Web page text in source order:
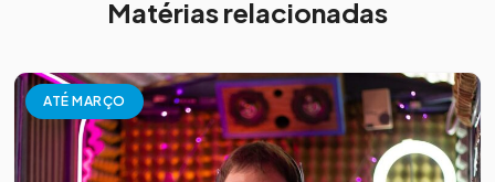
Matérias relacionadas
ATÉ MARÇO